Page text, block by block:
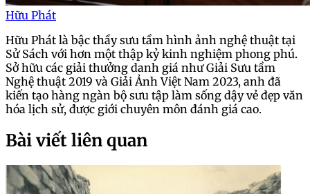
Hữu Phát
Hữu Phát là bậc thầy sưu tầm hình ảnh nghệ thuật tại
Sử Sách với hơn một thập kỷ kinh nghiệm phong phú.
Sở hữu các giải thưởng danh giá như Giải Sưu tầm
Nghệ thuật 2019 và Giải Ảnh Việt Nam 2023, anh đã
kiến tạo hàng ngàn bộ sưu tập làm sống dậy vẻ đẹp văn
hóa lịch sử, được giới chuyên môn đánh giá cao.
Bài viết liên quan